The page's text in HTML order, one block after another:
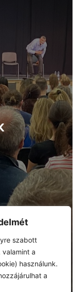
szabott
a
használunk.
a